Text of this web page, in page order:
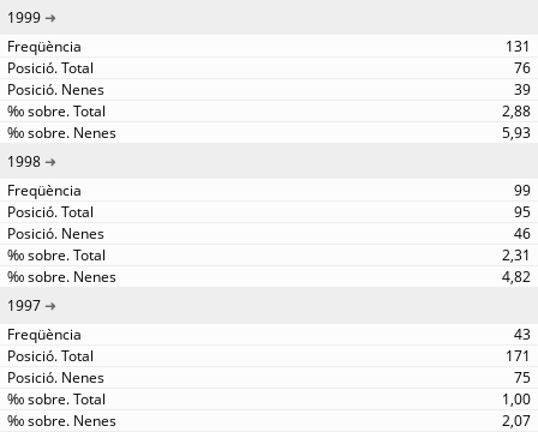
1999
131
76
39
2,88
5,93
1998
99
95
46
2,31
4,82
1997
43
171
75
1,00
2,07